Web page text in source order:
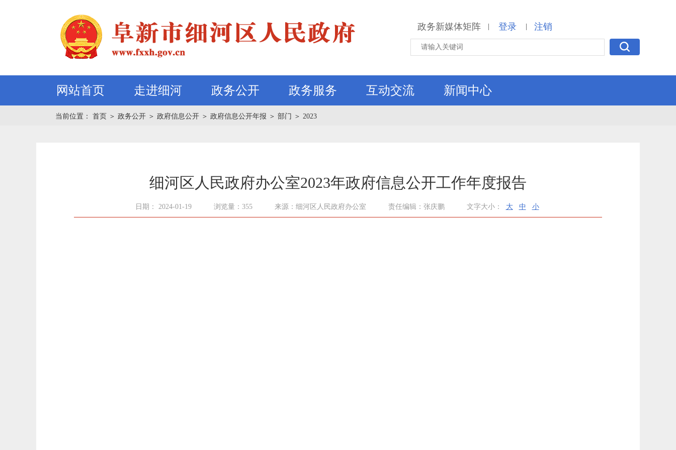
政务新媒体矩阵 | 登录 | 注销
网站首页 走进细河 政务公开 政务服务 互动交流 新闻中心
当前位置： 首页 ＞ 政务公开 ＞ 政府信息公开 ＞ 政府信息公开年报 ＞ 部门 ＞ 2023
细河区人民政府办公室2023年政府信息公开工作年度报告
日期： 2024-01-19 浏览量：355 来源：细河区人民政府办公室 责任编辑：张庆鹏 文字大小： 大 中 小